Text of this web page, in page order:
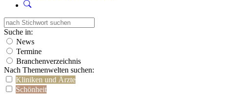
Suche in:
News
Termine
Branchenverzeichnis
Nach Themenwelten suchen:
Kliniken und Ärzte
Schönheit